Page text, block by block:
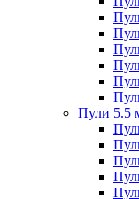
Пули 5.5